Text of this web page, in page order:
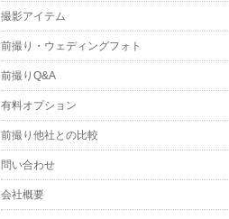
撮影アイテム
前撮り・ウェディングフォト
前撮りQ&A
有料オプション
前撮り他社との比較
問い合わせ
会社概要